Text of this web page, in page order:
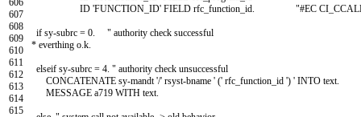
607
608
609
610
611
612
613
614
615
ID 'FUNCTION_ID' FIELD rfc function id "#EC
if sy-subrc = 0.
" authority check successful
* everthing o.k.
elseif sy-subrc = 4. " authority check unsuccessful
CONCATENATE sy-mandt '/' rsyst-bname ' (' rfc function id ') ' INTO text
MESSAGE a719 WITH text